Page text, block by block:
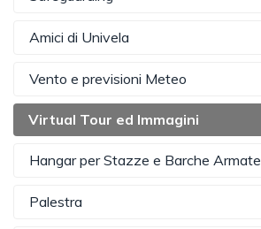
Amici di Univela
Vento e previsioni Meteo
Virtual Tour ed Immagini
Hangar per Stazze e Barche Armate
Palestra